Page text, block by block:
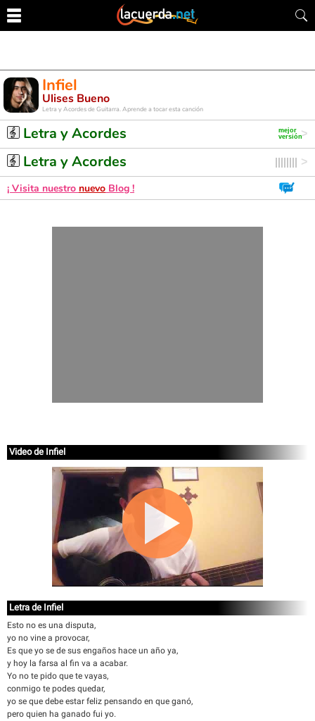
Infiel
Ulises Bueno
Letra y Acordes de Guitarra. Aprende a tocar esta canción
Letra y Acordes
Letra y Acordes
¡ Visita nuestro nuevo Blog !
Video de Infiel
Letra de Infiel
Esto no es una disputa,
yo no vine a provocar,
Es que yo se de sus engaños hace un año ya,
y hoy la farsa al fin va a acabar.
Yo no te pido que te vayas,
conmigo te podes quedar,
yo se que debe estar feliz pensando en que ganó,
pero quien ha ganado fui yo.